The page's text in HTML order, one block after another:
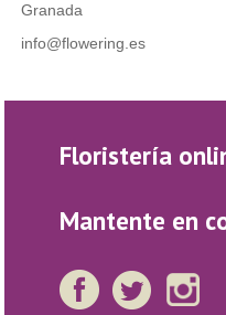
Granada
info@flowering.es
Floristería
Mantente en